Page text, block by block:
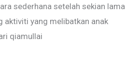
sederhana setelah sekian lama
aktiviti yang melibatkan anak
qiamullai